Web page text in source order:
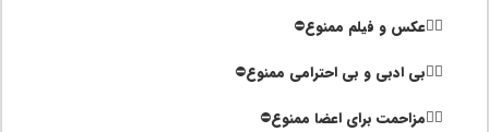
۲⃣عکس و فیلم ممنوع⛔️
۳⃣بی ادبی و بی احترامی ممنوع⛔️
۴⃣مزاحمت برای اعضا ممنوع⛔️